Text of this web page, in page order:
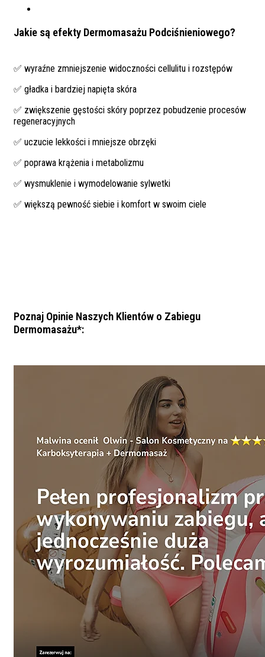
Jakie są efekty Dermomasażu Podciśnieniowego?
✅ wyraźne zmniejszenie widoczności cellulitu i rozstępów
✅ gładka i bardziej napięta skóra
✅ zwiększenie gęstości skóry poprzez pobudzenie procesów
regeneracyjnych
✅ uczucie lekkości i mniejsze obrzęki
✅ poprawa krążenia i metabolizmu
✅ wysmuklenie i wymodelowanie sylwetki
✅ większą pewność siebie i komfort w swoim ciele
Poznaj Opinie Naszych Klientów o Zabiegu
Dermomasażu*: